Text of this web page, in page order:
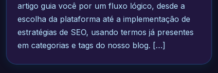
artigo guia você por um fluxo lógico, desde a
escolha da plataforma até a implementação de
estratégias de SEO, usando termos já presentes
em categorias e tags do nosso blog. […]